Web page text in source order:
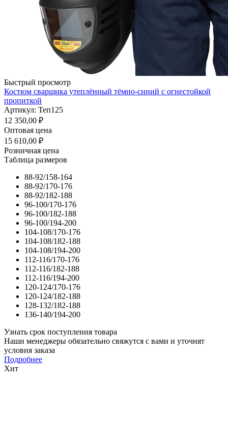
Быстрый просмотр
Костюм сварщика утеплённый тёмно-синий с огнестойкой
пропиткой
Артикул: Теп125
12 350,00 ₽
Оптовая цена
15 610,00 ₽
Розничная цена
Таблица размеров
88-92/158-164
88-92/170-176
88-92/182-188
96-100/170-176
96-100/182-188
96-100/194-200
104-108/170-176
104-108/182-188
104-108/194-200
112-116/170-176
112-116/182-188
112-116/194-200
120-124/170-176
120-124/182-188
128-132/182-188
136-140/194-200
Узнать срок поступления товара
Наши менеджеры обязательно свяжутся с вами и уточнят
условия заказа
Подробнее
Хит